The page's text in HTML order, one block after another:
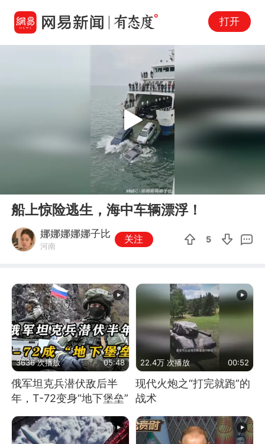
打开
Play
船上惊险逃生，海中车辆漂浮！
娜娜娜娜娜子比
河南
关注 5
3636 次播放 05:48
俄军坦克兵潜伏敌后半
年，T-72变身“地下堡垒”
22.4万 次播放 00:52
现代火炮之“打完就跑”的
战术